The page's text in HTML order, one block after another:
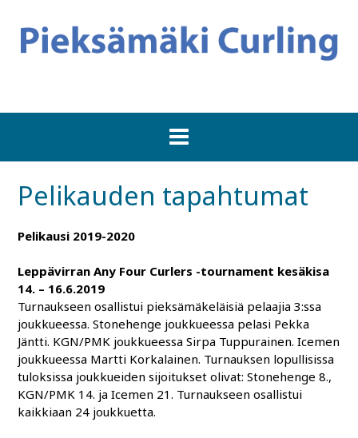
Pelikauden tapahtumat
Pelikausi 2019-2020
Leppävirran Any Four Curlers -tournament kesäkisa
14. – 16.6.2019
Turnaukseen osallistui pieksämäkeläisiä pelaajia 3:ssa
joukkueessa. Stonehenge joukkueessa pelasi Pekka
Jäntti. KGN/PMK joukkueessa Sirpa Tuppurainen. Icemen
joukkueessa Martti Korkalainen. Turnauksen lopullisissa
tuloksissa joukkueiden sijoitukset olivat: Stonehenge 8.,
KGN/PMK 14. ja Icemen 21. Turnaukseen osallistui
kaikkiaan 24 joukkuetta.